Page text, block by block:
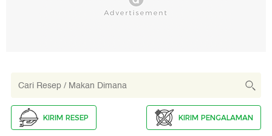
KIRIM RESEP KIRIM PENGALAMAN